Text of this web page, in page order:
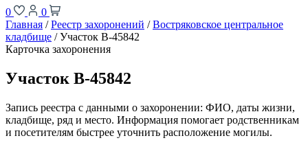
0
0
Главная / Реестр захоронений / Востряковское центральное
кладбище / Участок В-45842
Карточка захоронения
Участок В-45842
Запись реестра с данными о захоронении: ФИО, даты жизни,
кладбище, ряд и место. Информация помогает родственникам
и посетителям быстрее уточнить расположение могилы.